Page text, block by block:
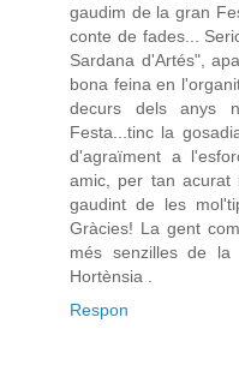
gaudim de la gran
conte de fades...
Sardana d'Artés",
bona feina en
decurs dels anys
Festa...tinc la
d'agraïment a
amic, per tan acurat
gaudint de les
Gràcies! La gent
més senzilles de la
Hortènsia .
Respon